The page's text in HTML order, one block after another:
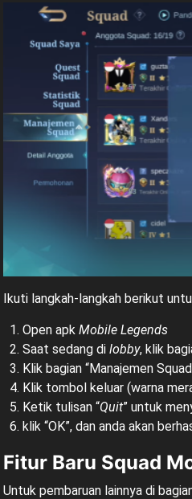
Ikuti langkah-langkah berikut
Open apk Mobile Legends
Saat sedang di lobby, klik
Klik bagian “Manajemen
Klik tombol keluar (warna
Ketik tulisan “Quit” untuk
klik “OK”, dan anda akan
Fitur Baru Squad
Untuk pembaruan lainnya di